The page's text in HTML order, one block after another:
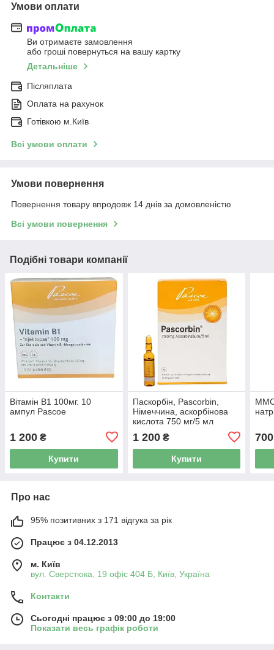
Умови оплати
Ви отримаєте замовлення
або гроші повернуться на вашу картку
Детальніше
Післяплата
Оплата на рахунок
Готівкою м.Київ
Всі умови оплати
Умови повернення
Повернення товару впродовж 14 днів за домовленістю
Всі умови повернення
Подібні товари компанії
Вітамін В1 100мг. 10
ампул Pascoe
1 200 ₴
Купити
Паскорбін, Pascorbin,
Німеччина, аскорбінова
кислота 750 мг/5 мл
1 200₴
Купити
ММС
700
Про нас
95% позитивних з 171 відгука за рік
Працює з 04.12.2013
м. Київ
вул. Сверстюка, 19 офіс 404 Б, Київ, Україна
Контакти
Сьогодні працює з 09:00 до 19:00
Показати весь графік роботи